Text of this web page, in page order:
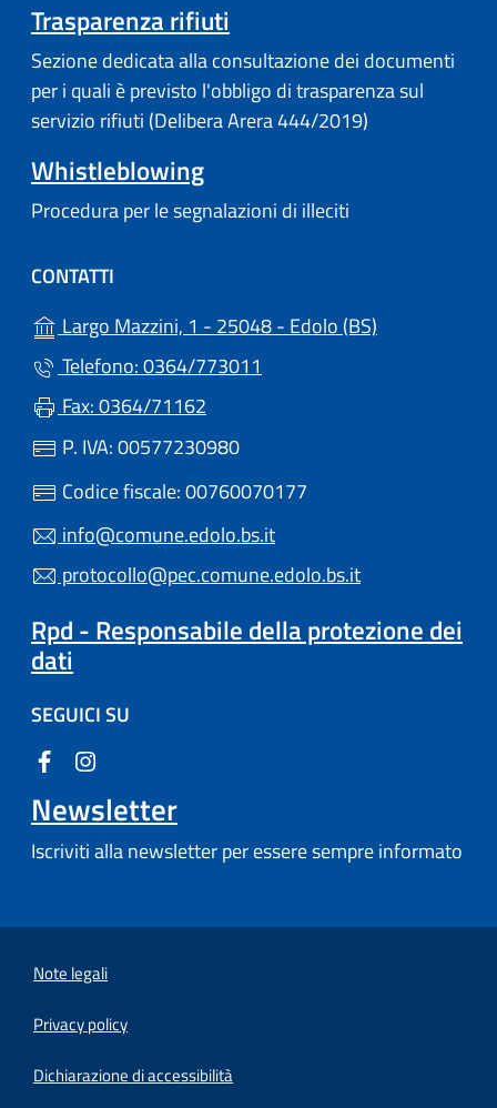
Trasparenza rifiuti
Sezione dedicata alla consultazione dei documenti
per i quali è previsto l'obbligo di trasparenza sul
servizio rifiuti (Delibera Arera 444/2019)
Whistleblowing
Procedura per le segnalazioni di illeciti
CONTATTI
Largo Mazzini, 1 - 25048 - Edolo (BS)
Telefono: 0364/773011
Fax: 0364/71162
P. IVA: 00577230980
Codice fiscale: 00760070177
info@comune.edolo.bs.it
protocollo@pec.comune.edolo.bs.it
Rpd - Responsabile della protezione dei
dati
SEGUICI SU
Newsletter
Iscriviti alla newsletter per essere sempre informato
Note legali
Privacy policy
Dichiarazione di accessibilità